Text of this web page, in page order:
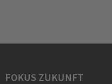
FOKUS ZUKUNFT